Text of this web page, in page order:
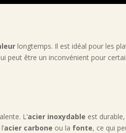
longtemps. Il est idéal pour les
peut être un inconvénient pour
L’acier inoxydable est
acier carbone ou la fonte, ce qui